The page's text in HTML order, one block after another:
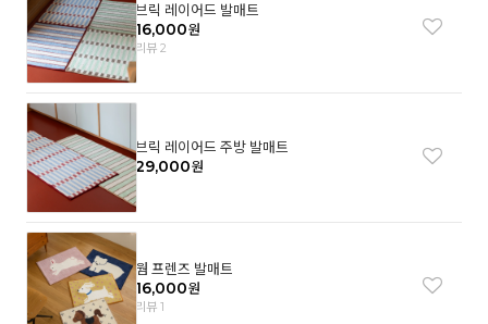
브릭 레이어드 발매트
16,000원
리뷰 2
브릭 레이어드 주방 발매트
29,000원
웜 프렌즈 발매트
16,000원
리뷰 1